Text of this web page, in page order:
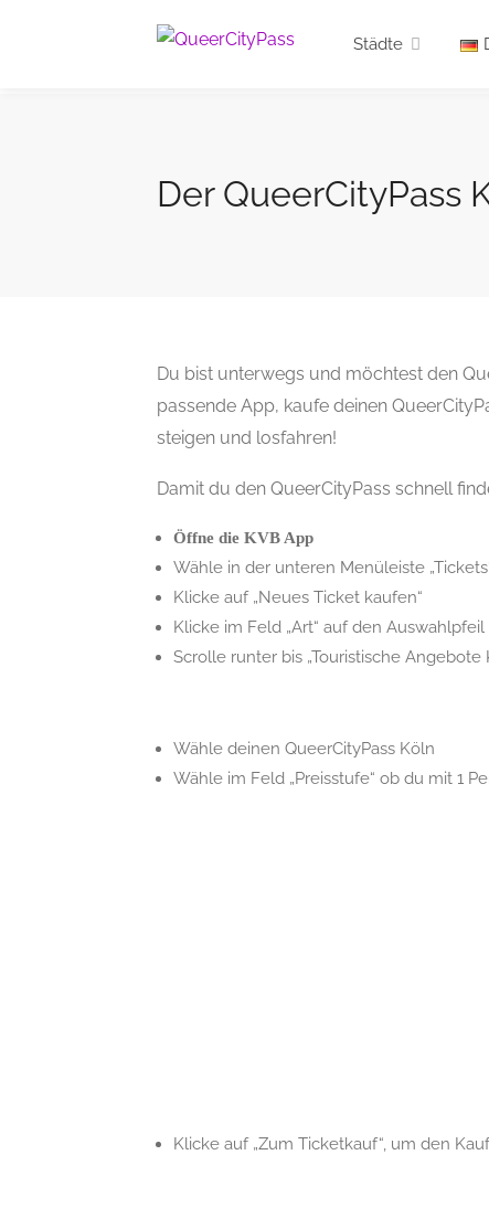
Städte
Der QueerCityPass
Du bist unterwegs und möchtest den
passende App, kaufe deinen
steigen und losfahren!
Damit du den QueerCityPass schnell
Öffne die KVB App
Wähle in der unteren Menüleiste
Klicke auf „Neues Ticket kaufen“
Klicke im Feld „Art“ auf den Auswahlpfeil
Scrolle runter bis „Touristische Angebote
Wähle deinen QueerCityPass Köln
Wähle im Feld „Preisstufe“ ob du mit 1
Klicke auf „Zum Ticketkauf“, um den